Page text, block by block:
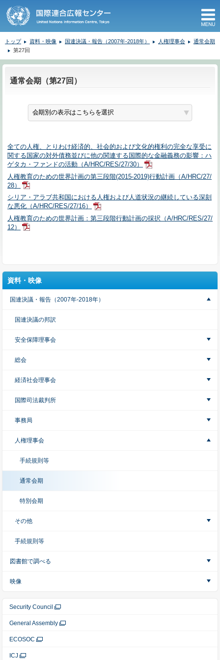
トップ 資料・映像 国連決議・報告（2007年-2018年） 人権理事会
通常会期
第27回
通常会期（第27回）
全ての人権、とりわけ経済的、社会的および文化的権利の完全な享受に
関する国家の対外債務並びに他の関連する国際的な金融義務の影響：ハ
ゲタカ・ファンドの活動（A/HRC/RES/27/30）
人権教育のための世界計画の第三段階(2015-2019)行動計画（A/HRC/27/
28）
シリア・アラブ共和国における人権および人道状況の継続している深刻
な悪化（A/HRC/RES/27/16）
人権教育のための世界計画：第三段階行動計画の採択（A/HRC/RES/27/
12）
資料・映像
国連決議・報告（2007年-2018年）
国連決議の邦訳
安全保障理事会
総会
経済社会理事会
国際司法裁判所
事務局
人権理事会
手続規則等
通常会期
特別会期
その他
手続規則等
図書館で調べる
映像
Security Council
General Assembly
ECOSOC
ICJ